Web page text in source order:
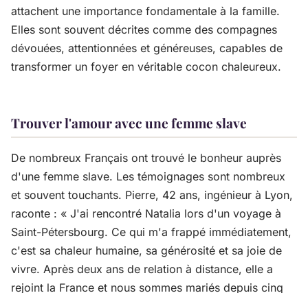
attachent une importance fondamentale à la famille.
Elles sont souvent décrites comme des compagnes
dévouées, attentionnées et généreuses, capables de
transformer un foyer en véritable cocon chaleureux.
Trouver l'amour avec une femme slave
De nombreux Français ont trouvé le bonheur auprès
d'une femme slave. Les témoignages sont nombreux
et souvent touchants. Pierre, 42 ans, ingénieur à Lyon,
raconte : « J'ai rencontré Natalia lors d'un voyage à
Saint-Pétersbourg. Ce qui m'a frappé immédiatement,
c'est sa chaleur humaine, sa générosité et sa joie de
vivre. Après deux ans de relation à distance, elle a
rejoint la France et nous sommes mariés depuis cinq